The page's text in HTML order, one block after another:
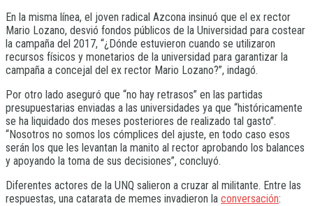
En la misma línea, el joven radical Azcona insinuó que el ex rector
Mario Lozano, desvió fondos públicos de la Universidad para costear
la campaña del 2017, “¿Dónde estuvieron cuando se utilizaron
recursos físicos y monetarios de la universidad para garantizar la
campaña a concejal del ex rector Mario Lozano?”, indagó.
Por otro lado aseguró que “no hay retrasos” en las partidas
presupuestarias enviadas a las universidades ya que “históricamente
se ha liquidado dos meses posteriores de realizado tal gasto”.
“Nosotros no somos los cómplices del ajuste, en todo caso esos
serán los que les levantan la manito al rector aprobando los balances
y apoyando la toma de sus decisiones”, concluyó.
Diferentes actores de la UNQ salieron a cruzar al militante. Entre las
respuestas, una catarata de memes invadieron la conversación: